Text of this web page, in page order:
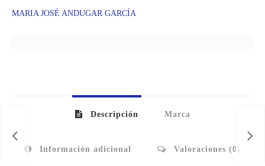
MARIA JOSÉ ANDUGAR GARCÍA
Descripción Marca
Información adicional Valoraciones (0)